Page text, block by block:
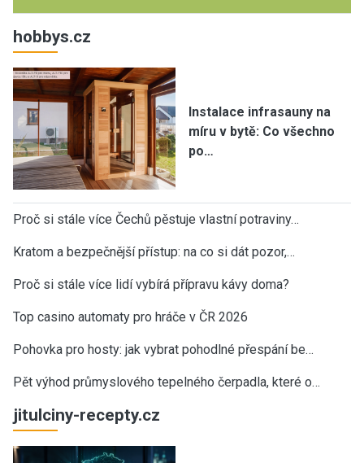
hobbys.cz
Instalace infrasauny na
míru v bytě: Co všechno
po…
Proč si stále více Čechů pěstuje vlastní potraviny…
Kratom a bezpečnější přístup: na co si dát pozor,…
Proč si stále více lidí vybírá přípravu kávy doma?
Top casino automaty pro hráče v ČR 2026
Pohovka pro hosty: jak vybrat pohodlné přespání be…
Pět výhod průmyslového tepelného čerpadla, které o…
jitulciny-recepty.cz